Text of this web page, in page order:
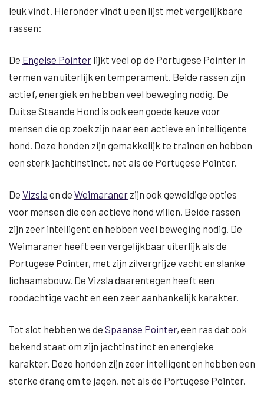
leuk vindt. Hieronder vindt u een lijst met vergelijkbare
rassen:
De Engelse Pointer lijkt veel op de Portugese Pointer in
termen van uiterlijk en temperament. Beide rassen zijn
actief, energiek en hebben veel beweging nodig. De
Duitse Staande Hond is ook een goede keuze voor
mensen die op zoek zijn naar een actieve en intelligente
hond. Deze honden zijn gemakkelijk te trainen en hebben
een sterk jachtinstinct, net als de Portugese Pointer.
De Vizsla en de Weimaraner zijn ook geweldige opties
voor mensen die een actieve hond willen. Beide rassen
zijn zeer intelligent en hebben veel beweging nodig. De
Weimaraner heeft een vergelijkbaar uiterlijk als de
Portugese Pointer, met zijn zilvergrijze vacht en slanke
lichaamsbouw. De Vizsla daarentegen heeft een
roodachtige vacht en een zeer aanhankelijk karakter.
Tot slot hebben we de Spaanse Pointer, een ras dat ook
bekend staat om zijn jachtinstinct en energieke
karakter. Deze honden zijn zeer intelligent en hebben een
sterke drang om te jagen, net als de Portugese Pointer.